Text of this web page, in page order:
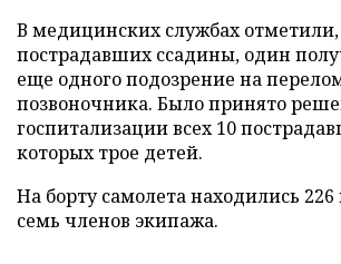
В медицинских службах
пострадавших ссадины, один
еще одного подозрение на
позвоночника. Было принято
госпитализации всех 10
которых трое детей.
На борту самолета находились
семь членов экипажа.